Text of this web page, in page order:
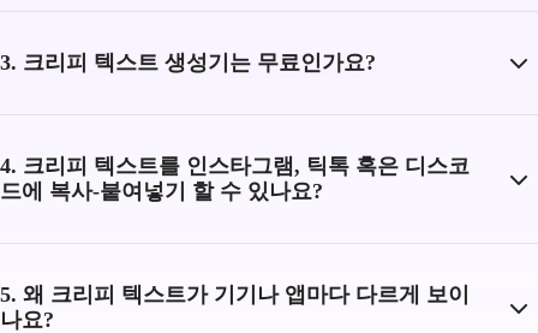
3. 크리피 텍스트 생성기는 무료인가요?
4. 크리피 텍스트를 인스타그램, 틱톡 혹은 디스코
드에 복사-붙여넣기 할 수 있나요?
5. 왜 크리피 텍스트가 기기나 앱마다 다르게 보이
나요?